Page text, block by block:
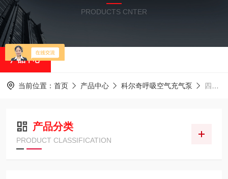
PRODUCTS CNTER
产品中心
当前位置： 首页 产品中心 科尔奇呼吸空气充气泵 四级缸
产品分类
PRODUCT CLASSIFICATION